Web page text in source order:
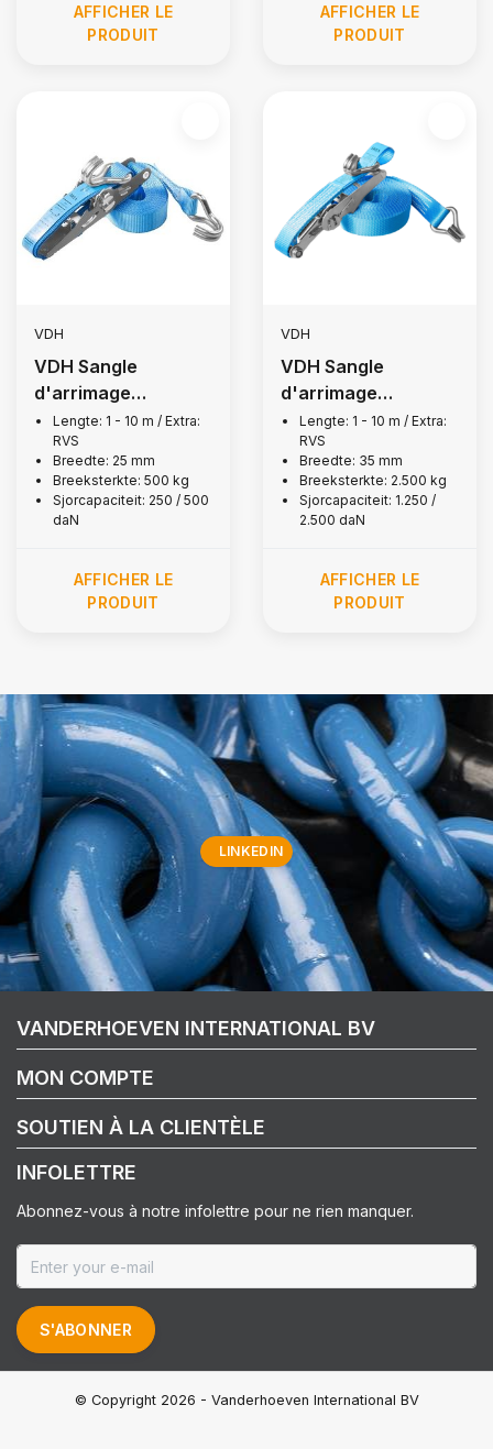
AFFICHER LE
PRODUIT
AFFICHER LE
PRODUIT
VDH
VDH Sangle
d'arrimage
complète en acier
inoxydable, 500 kg
Lengte: 1 - 10 m / Extra:
RVS
Breedte: 25 mm
Breeksterkte: 500 kg
Sjorcapaciteit: 250 / 500
daN
AFFICHER LE
PRODUIT
VDH
VDH Sangle
d'arrimage
complète en acier
inoxydable, 2 500
kg
Lengte: 1 - 10 m / Extra:
RVS
Breedte: 35 mm
Breeksterkte: 2.500 kg
Sjorcapaciteit: 1.250 /
2.500 daN
AFFICHER LE
PRODUIT
LINKEDIN
VANDERHOEVEN INTERNATIONAL BV
MON COMPTE
SOUTIEN À LA CLIENTÈLE
INFOLETTRE
Abonnez-vous à notre infolettre pour ne rien manquer.
S'ABONNER
© Copyright 2026 - Vanderhoeven International BV